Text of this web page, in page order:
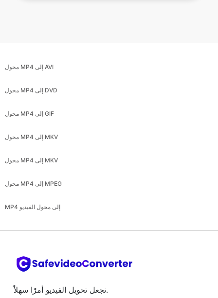
محول MP4 إلى AVI
محول MP4 إلى DVD
محول MP4 إلى GIF
محول MP4 إلى MKV
محول MP4 إلى MKV
محول MP4 إلى MPEG
MP4 إلى محول الفيديو
نجعل تحويل الفيديو أمرًا سهلاً.